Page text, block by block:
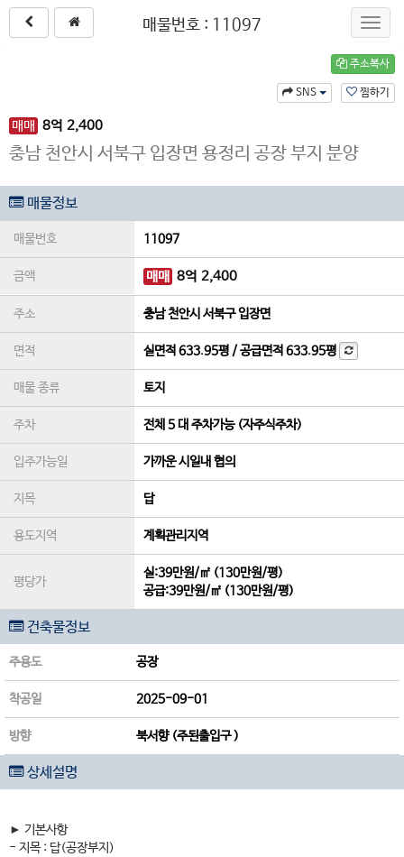
매물번호 : 11097
주소복사
찜하기
SNS
매매 8억 2,400
충남 천안시 서북구 입장면 용정리 공장 부지 분양
매물정보
매물번호 11097
금액 매매 8억 2,400
주소 충남 천안시 서북구 입장면
면적 실면적633.95평 /공급면적633.95평
매물 종류 토지
주차 전체 5 대 주차가능 (자주식주차)
입주가능일 가까운 시일내 협의
지목 답
용도지역 계획관리지역
평당가
실:39만원/㎡ (130만원/평)
공급:39만원/㎡ (130만원/평)
건축물정보
주용도 공장
착공일 2025-09-01
방향 북서향 (주된출입구 )
상세설명
► 기본사항
- 지목 : 답(공장부지)